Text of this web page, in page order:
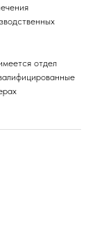
отдел